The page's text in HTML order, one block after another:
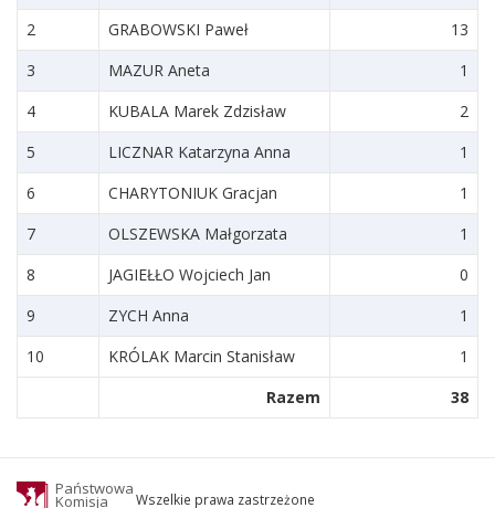
2
GRABOWSKI Paweł
13
3
MAZUR Aneta
1
4
KUBALA Marek Zdzisław
2
5
LICZNAR Katarzyna Anna
1
6
CHARYTONIUK Gracjan
1
7
OLSZEWSKA Małgorzata
1
8
JAGIEŁŁO Wojciech Jan
0
9
ZYCH Anna
1
10
KRÓLAK Marcin Stanisław
1
Razem
38
Państwowa
Komisja Wszelkie prawa zastrzeżone